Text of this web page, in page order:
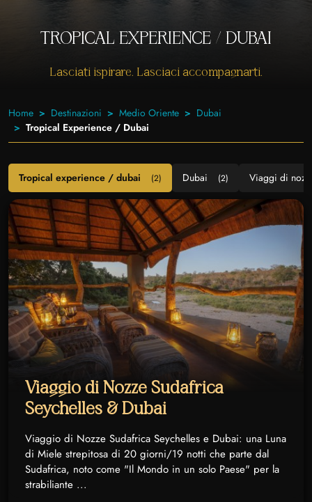
TROPICAL EXPERIENCE / DUBAI
Lasciati ispirare. Lasciaci accompagnarti.
Home Destinazioni Medio Oriente
Dubai
Tropical Experience / Dubai
Tropical experience / dubai (2) Dubai (2) Viaggi di
Viaggio di Nozze Sudafrica
Seychelles & Dubai
Viaggio di Nozze Sudafrica Seychelles e Dubai: una Luna
di Miele strepitosa di 20 giorni/19 notti che parte dal
Sudafrica, noto come "Il Mondo in un solo Paese" per la
strabiliante ...